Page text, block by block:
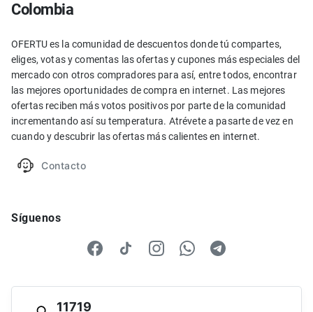
Colombia
OFERTU es la comunidad de descuentos donde tú compartes,
eliges, votas y comentas las ofertas y cupones más especiales del
mercado con otros compradores para así, entre todos, encontrar
las mejores oportunidades de compra en internet. Las mejores
ofertas reciben más votos positivos por parte de la comunidad
incrementando así su temperatura. Atrévete a pasarte de vez en
cuando y descubrir las ofertas más calientes en internet.
Contacto
Síguenos
11719